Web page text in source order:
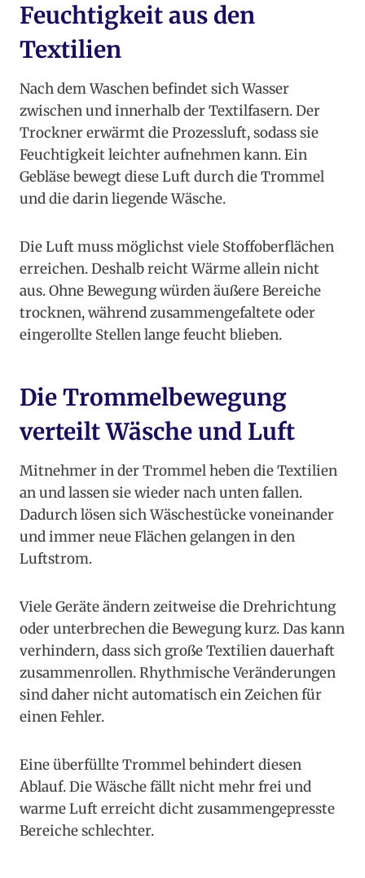
Feuchtigkeit aus den
Textilien
Nach dem Waschen befindet sich Wasser
zwischen und innerhalb der Textilfasern. Der
Trockner erwärmt die Prozessluft, sodass sie
Feuchtigkeit leichter aufnehmen kann. Ein
Gebläse bewegt diese Luft durch die Trommel
und die darin liegende Wäsche.
Die Luft muss möglichst viele Stoffoberflächen
erreichen. Deshalb reicht Wärme allein nicht
aus. Ohne Bewegung würden äußere Bereiche
trocknen, während zusammengefaltete oder
eingerollte Stellen lange feucht blieben.
Die Trommelbewegung
verteilt Wäsche und Luft
Mitnehmer in der Trommel heben die Textilien
an und lassen sie wieder nach unten fallen.
Dadurch lösen sich Wäschestücke voneinander
und immer neue Flächen gelangen in den
Luftstrom.
Viele Geräte ändern zeitweise die Drehrichtung
oder unterbrechen die Bewegung kurz. Das kann
verhindern, dass sich große Textilien dauerhaft
zusammenrollen. Rhythmische Veränderungen
sind daher nicht automatisch ein Zeichen für
einen Fehler.
Eine überfüllte Trommel behindert diesen
Ablauf. Die Wäsche fällt nicht mehr frei und
warme Luft erreicht dicht zusammengepresste
Bereiche schlechter.